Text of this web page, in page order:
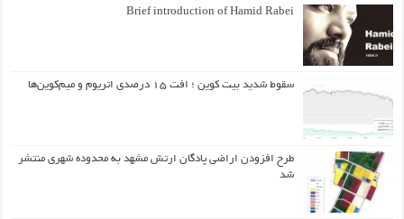
Brief introduction of Hamid Rabei
سقوط شدید بیت کوین ؛ افت ۱۵ درصدی اتریوم و میم‌کوین‌ها
طرح افزودن اراضی پادگان ارتش مشهد به محدوده شهری منتشر
شد